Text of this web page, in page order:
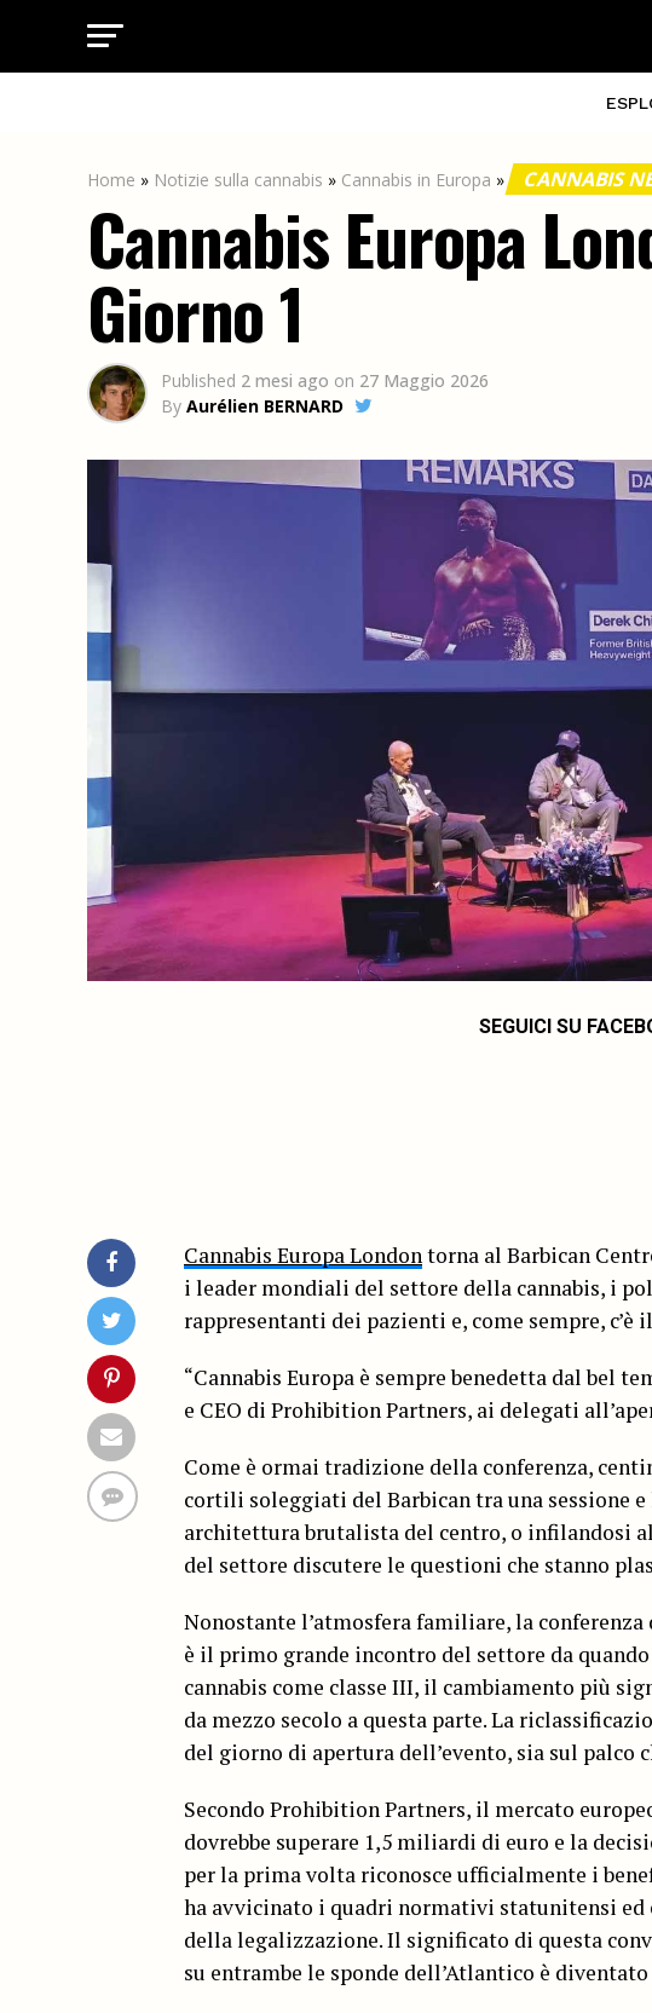
Home » Notizie sulla cannabis » Cannabis in Europa » CANNABIS
Cannabis Europa
Giorno 1
Published 2 mesi ago on 27 Maggio 2026
By Aurélien BERNARD
SEGUICI SU
Cannabis Europa London torna al Barbican
i leader mondiali del settore della cannabis, i
rappresentanti dei pazienti e, come sempre, c’è
“Cannabis Europa è sempre benedetta dal bel
e CEO di Prohibition Partners, ai delegati
Come è ormai tradizione della conferenza,
cortili soleggiati del Barbican tra una sessione
architettura brutalista del centro, o infilandosi
del settore discutere le questioni che stanno
Nonostante l’atmosfera familiare, la conferenza
è il primo grande incontro del settore da
cannabis come classe III, il cambiamento più
da mezzo secolo a questa parte. La
del giorno di apertura dell’evento, sia sul palco
Secondo Prohibition Partners, il mercato
dovrebbe superare 1,5 miliardi di euro e la
per la prima volta riconosce ufficialmente i
ha avvicinato i quadri normativi statunitensi ed
della legalizzazione. Il significato di questa
su entrambe le sponde dell’Atlantico è